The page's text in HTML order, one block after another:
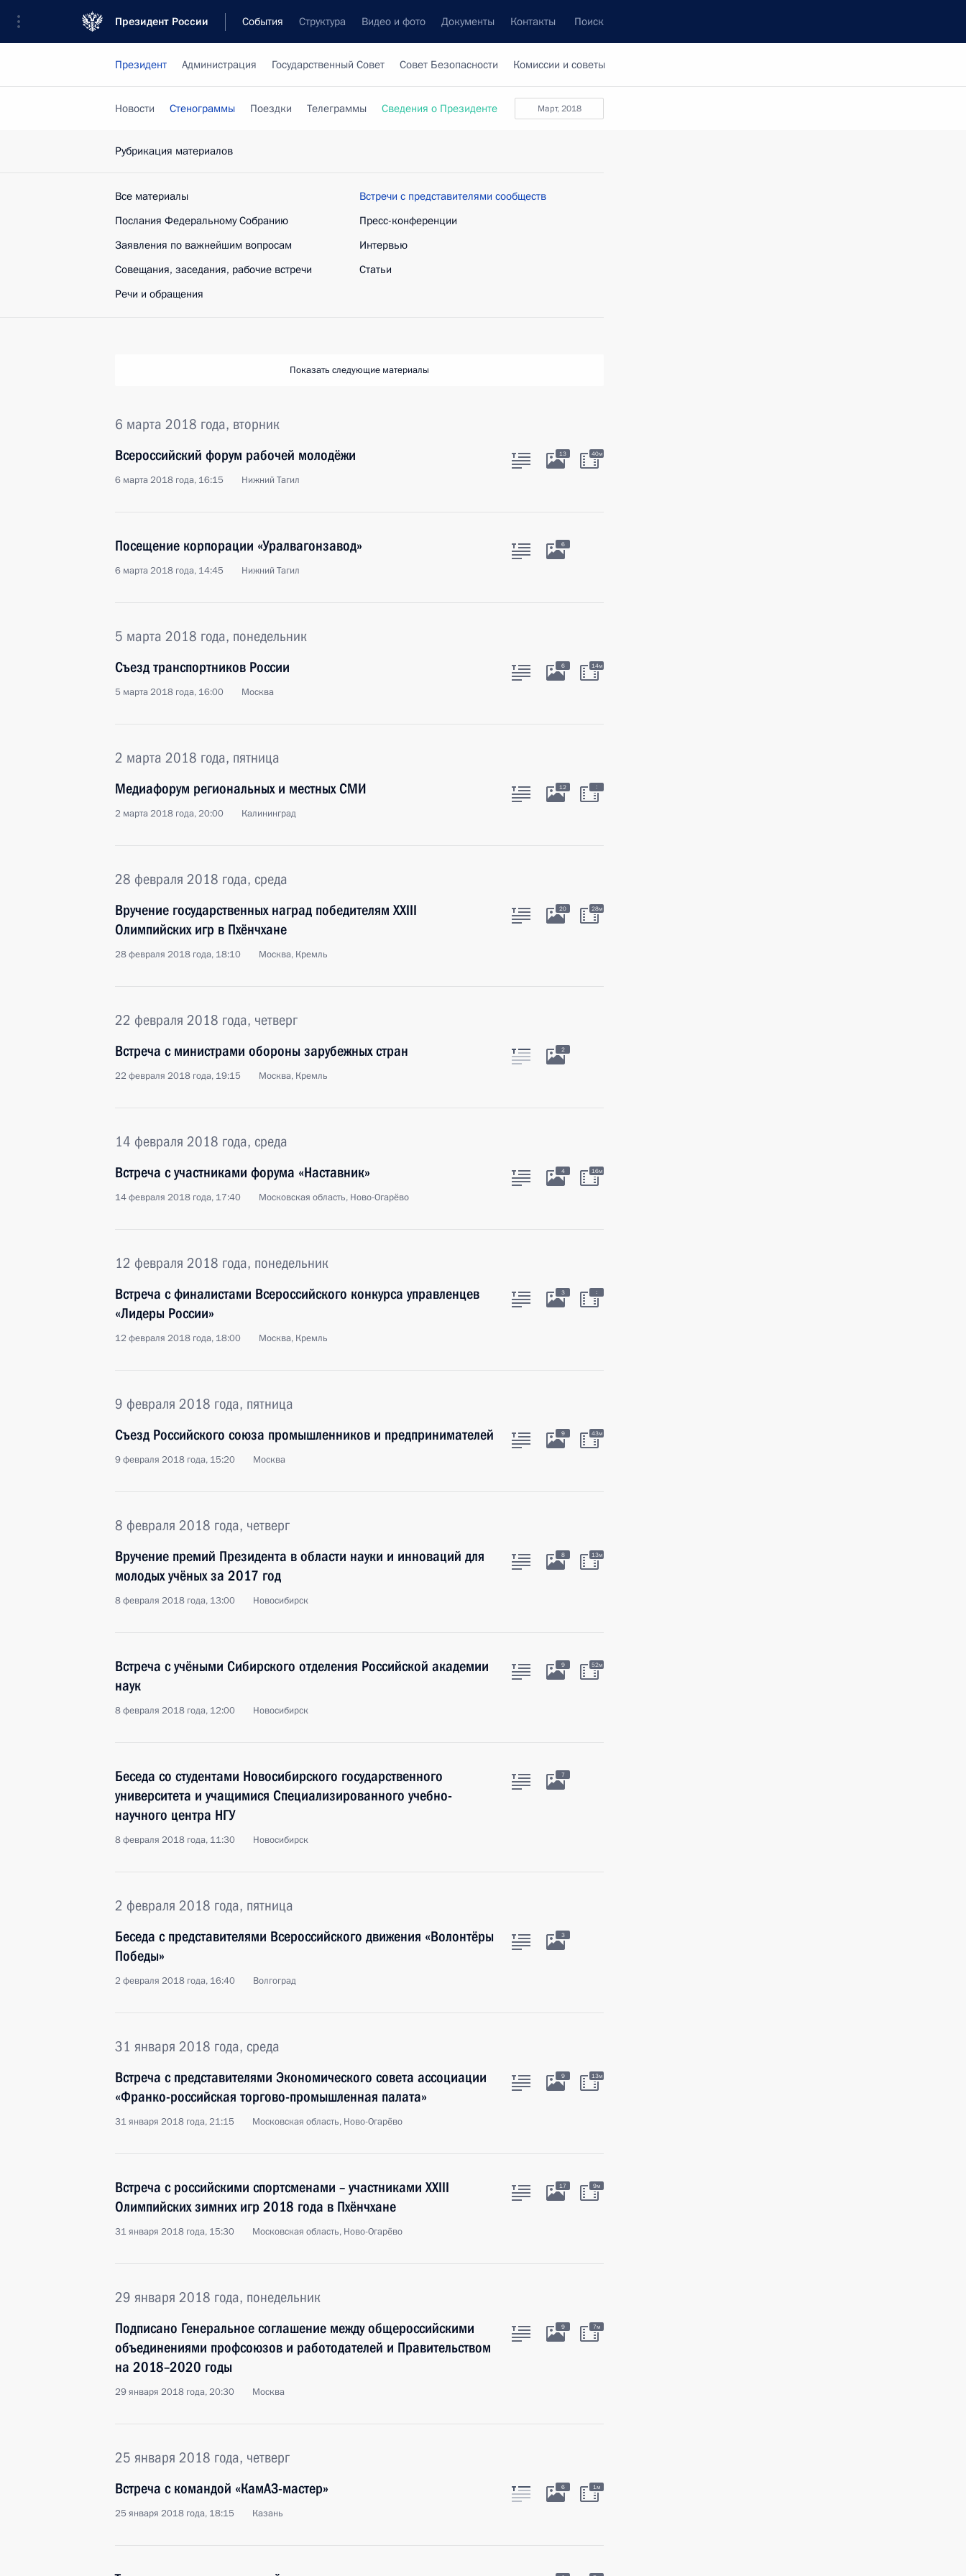
Президент России События Структура Видео и фото Документы Контакты Поиск
Президент Администрация Государственный Совет Совет Безопасности Комиссии и советы
март, 2018
Новости Стенограммы Поездки Телеграммы Сведения о Президенте
Рубрикация материалов
Все материалы
Послания Федеральному Собранию
Заявления по важнейшим вопросам
Совещания, заседания, рабочие встречи
Речи и обращения
Встречи с представителями сообществ
Пресс-конференции
Интервью
Статьи
Показать следующие материалы
6 марта 2018 года, вторник
Всероссийский форум рабочей молодёжи
6 марта 2018 года, 16:15 Нижний Тагил
13 40м
Посещение корпорации «Уралвагонзавод»
6 марта 2018 года, 14:45 Нижний Тагил
6
5 марта 2018 года, понедельник
Съезд транспортников России
5 марта 2018 года, 16:00 Москва
6 14м
2 марта 2018 года, пятница
Медиафорум региональных и местных СМИ
2 марта 2018 года, 20:00 Калининград
12 :
28 февраля 2018 года, среда
Вручение государственных наград победителям XXIII
Олимпийских игр в Пхёнчхане
28 февраля 2018 года, 18:10 Москва, Кремль
20 28м
22 февраля 2018 года, четверг
Встреча с министрами обороны зарубежных стран
22 февраля 2018 года, 19:15 Москва, Кремль
2
14 февраля 2018 года, среда
Встреча с участниками форума «Наставник»
14 февраля 2018 года, 17:40 Московская область, Ново-Огарёво
4 16м
12 февраля 2018 года, понедельник
Встреча с финалистами Всероссийского конкурса управленцев
«Лидеры России»
12 февраля 2018 года, 18:00 Москва, Кремль
3 :
9 февраля 2018 года, пятница
Съезд Российского союза промышленников и предпринимателей
9 февраля 2018 года, 15:20 Москва
9 43м
8 февраля 2018 года, четверг
Вручение премий Президента в области науки и инноваций для
молодых учёных за 2017 год
8 февраля 2018 года, 13:00 Новосибирск
8 13м
Встреча с учёными Сибирского отделения Российской академии
наук
8 февраля 2018 года, 12:00 Новосибирск
9 52м
Беседа со студентами Новосибирского государственного
университета и учащимися Специализированного учебно-
научного центра НГУ
8 февраля 2018 года, 11:30 Новосибирск
7
2 февраля 2018 года, пятница
Беседа с представителями Всероссийского движения «Волонтёры
Победы»
2 февраля 2018 года, 16:40 Волгоград
3
31 января 2018 года, среда
Встреча с представителями Экономического совета ассоциации
«Франко-российская торгово-промышленная палата»
31 января 2018 года, 21:15 Московская область, Ново-Огарёво
9 13м
Встреча с российскими спортсменами – участниками XXIII
Олимпийских зимних игр 2018 года в Пхёнчхане
31 января 2018 года, 15:30 Московская область, Ново-Огарёво
17 9м
29 января 2018 года, понедельник
Подписано Генеральное соглашение между общероссийскими
объединениями профсоюзов и работодателей и Правительством
на 2018–2020 годы
29 января 2018 года, 20:30 Москва
9 7м
25 января 2018 года, четверг
Встреча с командой «КамАЗ-мастер»
25 января 2018 года, 18:15 Казань
6 1м